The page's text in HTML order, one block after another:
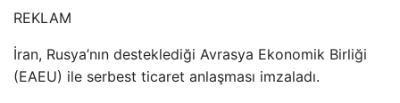
REKLAM
İran, Rusya’nın desteklediği Avrasya Ekonomik Birliği
(EAEU) ile serbest ticaret anlaşması imzaladı.